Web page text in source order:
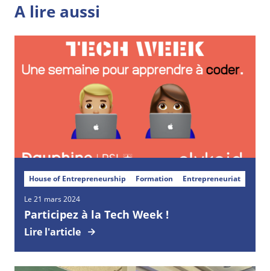
A lire aussi
House of Entrepreneurship Formation Entrepreneuriat
Le 21 mars 2024
Participez à la Tech Week !
Lire l'article